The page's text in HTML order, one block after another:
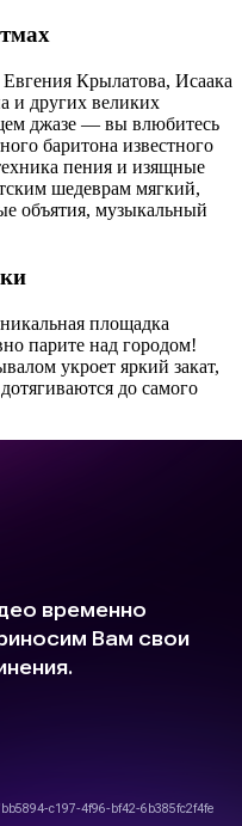
Крылатова, Исаака
и других великих
джазе — вы влюбитесь
баритона известного
пения и изящные
шедеврам мягкий,
объятия, музыкальный
площадка
парите над городом!
укроет яркий закат,
до самого